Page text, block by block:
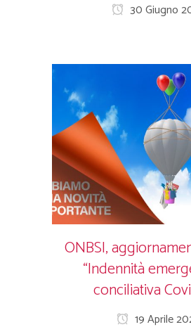
30 Giugno
ONBSI,
“Indennità
conciliativa
19 Aprile